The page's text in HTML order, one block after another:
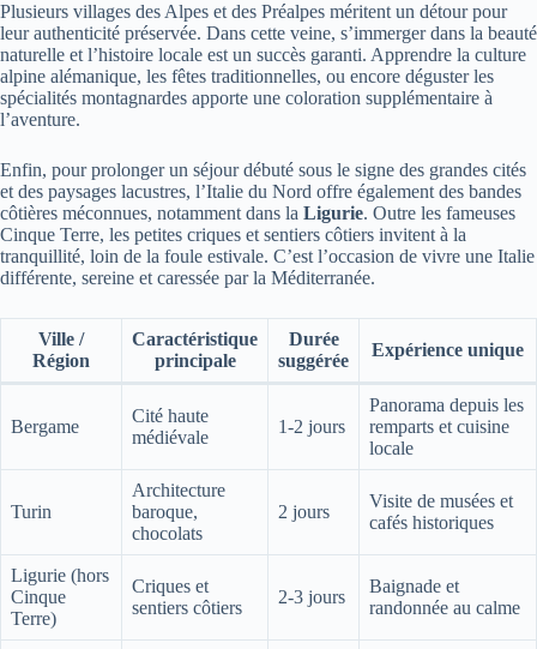
Plusieurs villages des Alpes et des Préalpes méritent un détour pour
leur authenticité préservée. Dans cette veine, s’immerger dans la beauté
naturelle et l’histoire locale est un succès garanti. Apprendre la culture
alpine alémanique, les fêtes traditionnelles, ou encore déguster les
spécialités montagnardes apporte une coloration supplémentaire à
l’aventure.
Enfin, pour prolonger un séjour débuté sous le signe des grandes cités
et des paysages lacustres, l’Italie du Nord offre également des bandes
côtières méconnues, notamment dans la Ligurie. Outre les fameuses
Cinque Terre, les petites criques et sentiers côtiers invitent à la
tranquillité, loin de la foule estivale. C’est l’occasion de vivre une Italie
différente, sereine et caressée par la Méditerranée.
Ville /
Région
Caractéristique
principale
Durée
suggérée
Expérience unique
Bergame
Cité haute
médiévale
1-2 jours
Panorama depuis les
remparts et cuisine
locale
Turin
Architecture
baroque,
chocolats
2 jours
Visite de musées et
cafés historiques
Ligurie (hors
Cinque
Terre)
Criques et
sentiers côtiers
2-3 jours
Baignade et
randonnée au calme